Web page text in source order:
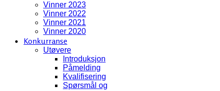
Vinner 2023
Vinner 2022
Vinner 2021
Vinner 2020
Konkurranse
Utøvere
Introduksjon
Påmelding
Kvalifisering
Spørsmål og